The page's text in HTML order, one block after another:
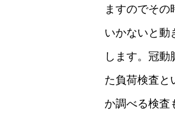
ますのでそ
いかないと動
します。冠
た負荷検査と
か調べる検査